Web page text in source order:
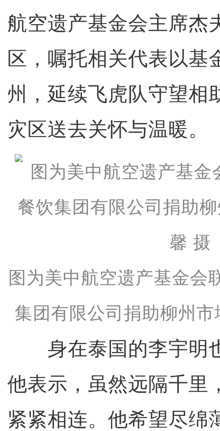
航空遗产基金会主席杰
区，嘱托相关代表以基
州，延续飞虎队守望相
灾区送去关怀与温暖。
图为美中航空遗产基金会
集团有限公司捐助柳州
身在泰国的李宇明
他表示，虽然远隔千里
紧紧相连。他希望尽绵